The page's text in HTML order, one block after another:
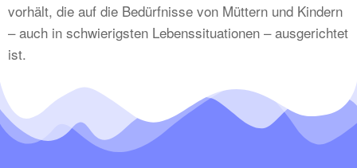
vorhält, die auf die Bedürfnisse von Müttern und Kindern
– auch in schwierigsten Lebenssituationen – ausgerichtet
ist.